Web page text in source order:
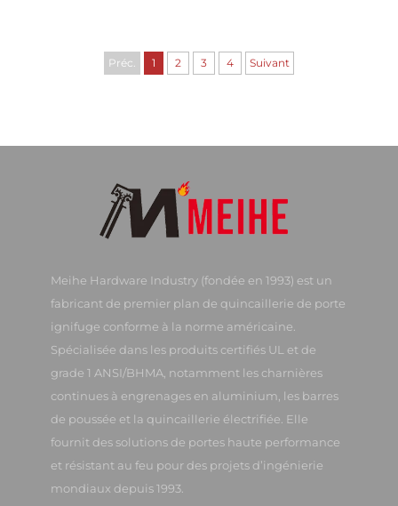
remplacement
Préc. 1 2 3 4 Suivant
Meihe Hardware Industry (fondée en 1993) est un
fabricant de premier plan de quincaillerie de porte
ignifuge conforme à la norme américaine.
Spécialisée dans les produits certifiés UL et de
grade 1 ANSI/BHMA, notamment les charnières
continues à engrenages en aluminium, les barres
de poussée et la quincaillerie électrifiée. Elle
fournit des solutions de portes haute performance
et résistant au feu pour des projets d’ingénierie
mondiaux depuis 1993.